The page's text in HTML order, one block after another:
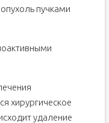
пучками
хирургическое
удаление